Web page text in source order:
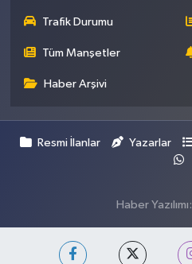
Trafik Durumu
Tüm Manşetler
Haber Arşivi
Resmi İlanlar Yazarlar
Haber Yazılımı: